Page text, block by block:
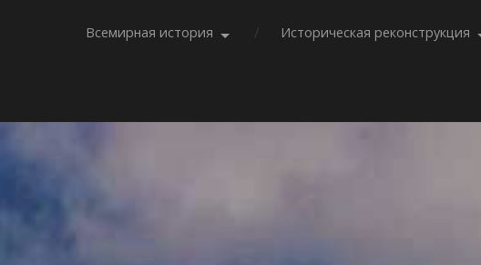
Всемирная история Историческая реконструкция